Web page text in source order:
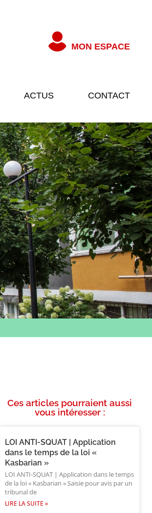
MON ESPACE
ACTUS CONTACT
Ces articles pourraient aussi
vous intéresser :
LOI ANTI-SQUAT | Application
dans le temps de la loi «
Kasbarian »
LOI ANTI-SQUAT | Application dans le temps
de la loi « Kasbarian » Saisie pour avis par un
tribunal de
LIRE LA SUITE »